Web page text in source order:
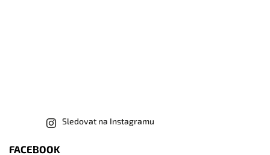
Sledovat na Instagramu
FACEBOOK